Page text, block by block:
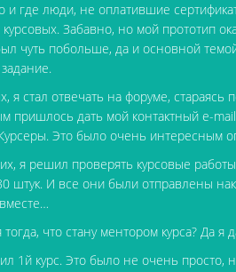
и где люди, не оплатившие
Забавно, но мой прототип
чуть побольше, да и основной
я стал отвечать на форуме,
пришлось дать мой контактный e-
Это было очень интересным
я решил проверять курсовые
штук. И все они были отправлены
что стану ментором курса? Да
1й курс. Это было не очень просто,